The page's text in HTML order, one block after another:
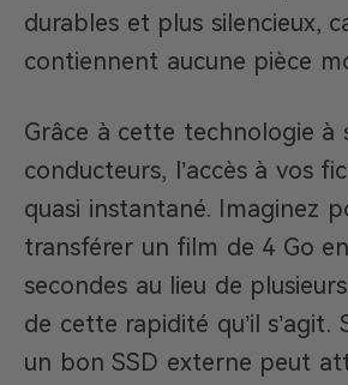
durables et plus silencieux,
contiennent aucune pièce
Grâce à cette technologie à
conducteurs, l’accès à vos
quasi instantané. Imaginez
transférer un film de 4 Go
secondes au lieu de
de cette rapidité qu’il s’agit.
un bon SSD externe peut